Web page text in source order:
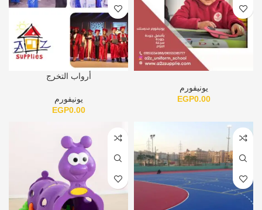
يونيفورم
EGP0.00
أرواب التخرج
يونيفورم
EGP0.00